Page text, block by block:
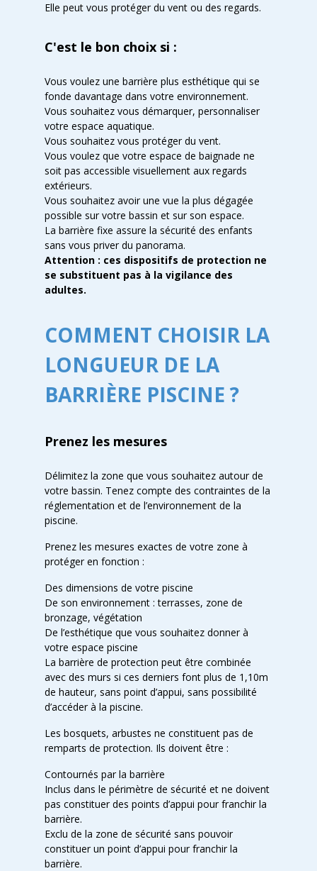
Elle peut vous protéger du vent ou des regards.
C'est le bon choix si :
Vous voulez une barrière plus esthétique qui se
fonde davantage dans votre environnement.
Vous souhaitez vous démarquer, personnaliser
votre espace aquatique.
Vous souhaitez vous protéger du vent.
Vous voulez que votre espace de baignade ne
soit pas accessible visuellement aux regards
extérieurs.
Vous souhaitez avoir une vue la plus dégagée
possible sur votre bassin et sur son espace.
La barrière fixe assure la sécurité des enfants
sans vous priver du panorama.
Attention : ces dispositifs de protection ne
se substituent pas à la vigilance des
adultes.
COMMENT CHOISIR LA
LONGUEUR DE LA
BARRIÈRE PISCINE ?
Prenez les mesures
Délimitez la zone que vous souhaitez autour de
votre bassin. Tenez compte des contraintes de la
réglementation et de l’environnement de la
piscine.
Prenez les mesures exactes de votre zone à
protéger en fonction :
Des dimensions de votre piscine
De son environnement : terrasses, zone de
bronzage, végétation
De l’esthétique que vous souhaitez donner à
votre espace piscine
La barrière de protection peut être combinée
avec des murs si ces derniers font plus de 1,10m
de hauteur, sans point d’appui, sans possibilité
d’accéder à la piscine.
Les bosquets, arbustes ne constituent pas de
remparts de protection. Ils doivent être :
Contournés par la barrière
Inclus dans le périmètre de sécurité et ne doivent
pas constituer des points d’appui pour franchir la
barrière.
Exclu de la zone de sécurité sans pouvoir
constituer un point d’appui pour franchir la
barrière.